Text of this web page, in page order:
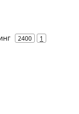
2400 1